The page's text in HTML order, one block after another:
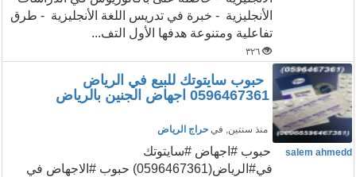
الأنجليزية - خبرة في تدريس اللغة الأنجليزية - طرق
تفاعلية ومتنوعة هدفها الأول التف...
٣٢٦
حبوب سايتوتك للبيع في الرياض
0596467361 اجهاض الجنين بالرياض
منذ سنتين, في حراج الرياض
salem ahmedd
حبوب #اجهاض #سايتوتك
في#الرياض(0596467361) حبوب #الاجهاض في